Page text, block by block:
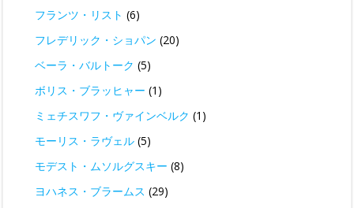
フランツ・リスト (6)
フレデリック・ショパン (20)
ベーラ・バルトーク (5)
ボリス・ブラッヒャー (1)
ミェチスワフ・ヴァインベルク (1)
モーリス・ラヴェル (5)
モデスト・ムソルグスキー (8)
ヨハネス・ブラームス (29)